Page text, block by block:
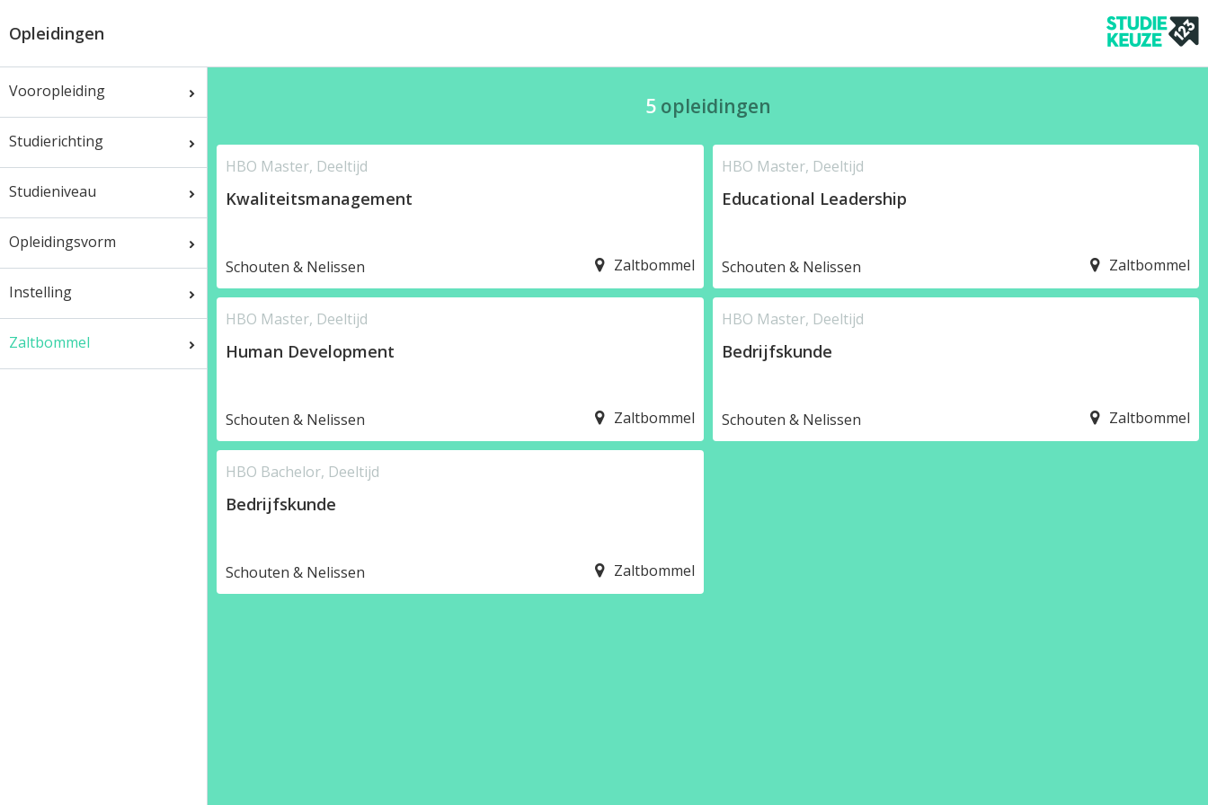
Opleidingen
Vooropleiding
Studierichting
Studieniveau
Opleidingsvorm
Instelling
Zaltbommel
5opleidingen
HBO Master, Deeltijd
Kwaliteitsmanagement
Schouten & Nelissen Zaltbommel
HBO Master, Deeltijd
Educational Leadership
Schouten & Nelissen Zaltbommel
HBO Master, Deeltijd
Human Development
Schouten & Nelissen Zaltbommel
HBO Master, Deeltijd
Bedrijfskunde
Schouten & Nelissen Zaltbommel
HBO Bachelor, Deeltijd
Bedrijfskunde
Schouten & Nelissen Zaltbommel